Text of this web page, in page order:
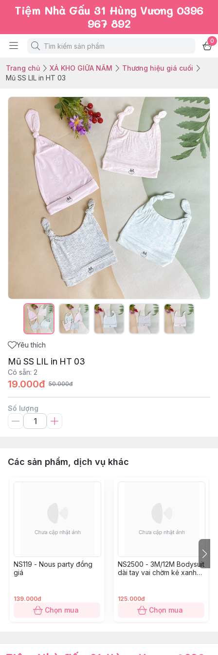
Tiệm Nhà Gấu 31 Hùng Vương 0396
967 892
0
Trang chủ XẢ KHO GIỮA NĂM
Thương hiệu giá cuối
Mũ SS LIL in HT 03
Yêu thích
Mũ SS LIL in HT 03
Có sẵn: 2
19.000đ 50.000đ
Số lượng
Các sản phẩm, dịch vụ khác
NS119 - Nous party đồng
giá
139.000đ
Chọn mua
NS2500 - 3M/12M Bodysuit
dài tay vai chờm kẻ xanh
125.000đ
Chọn mua